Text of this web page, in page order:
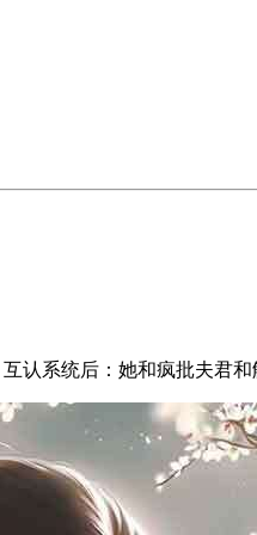
互认系统后：她和疯批夫君和